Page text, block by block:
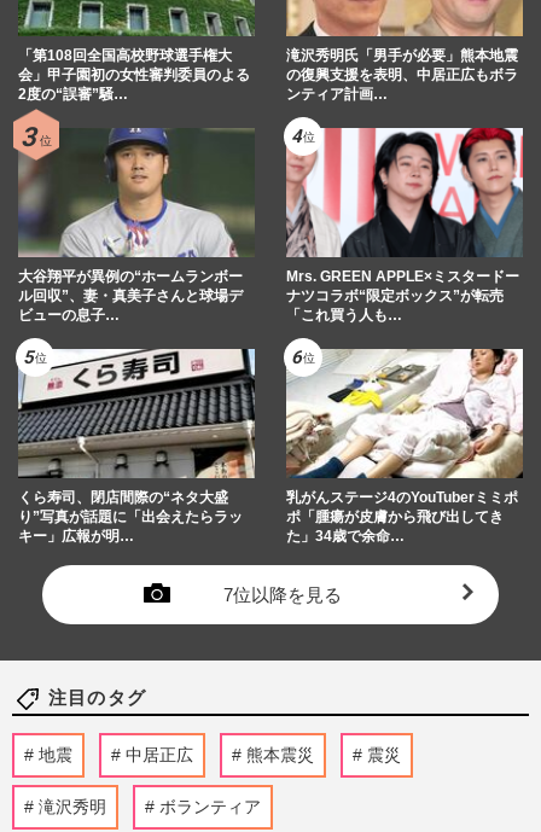
「第108回全国高校野球選手権大
会」甲子園初の女性審判委員のよる
2度の“誤審”騒…
滝沢秀明氏「男手が必要」熊本地震
の復興支援を表明、中居正広もボラ
ンティア計画…
大谷翔平が異例の“ホームランボー
ル回収”、妻・真美子さんと球場デ
ビューの息子…
Mrs. GREEN APPLE×ミスタードー
ナツコラボ“限定ボックス”が転売
「これ買う人も…
くら寿司、閉店間際の“ネタ大盛
り”写真が話題に「出会えたらラッ
キー」広報が明…
乳がんステージ4のYouTuberミミポ
ポ「腫瘍が皮膚から飛び出してき
た」34歳で余命…
7位以降を見る
注目のタグ
地震 中居正広 熊本震災 震災
滝沢秀明 ボランティア